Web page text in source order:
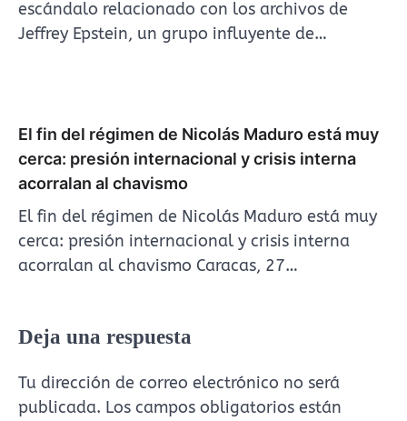
escándalo relacionado con los archivos de
Jeffrey Epstein, un grupo influyente de…
El fin del régimen de Nicolás Maduro está muy
cerca: presión internacional y crisis interna
acorralan al chavismo
El fin del régimen de Nicolás Maduro está muy
cerca: presión internacional y crisis interna
acorralan al chavismo Caracas, 27…
Deja una respuesta
Tu dirección de correo electrónico no será
publicada. Los campos obligatorios están